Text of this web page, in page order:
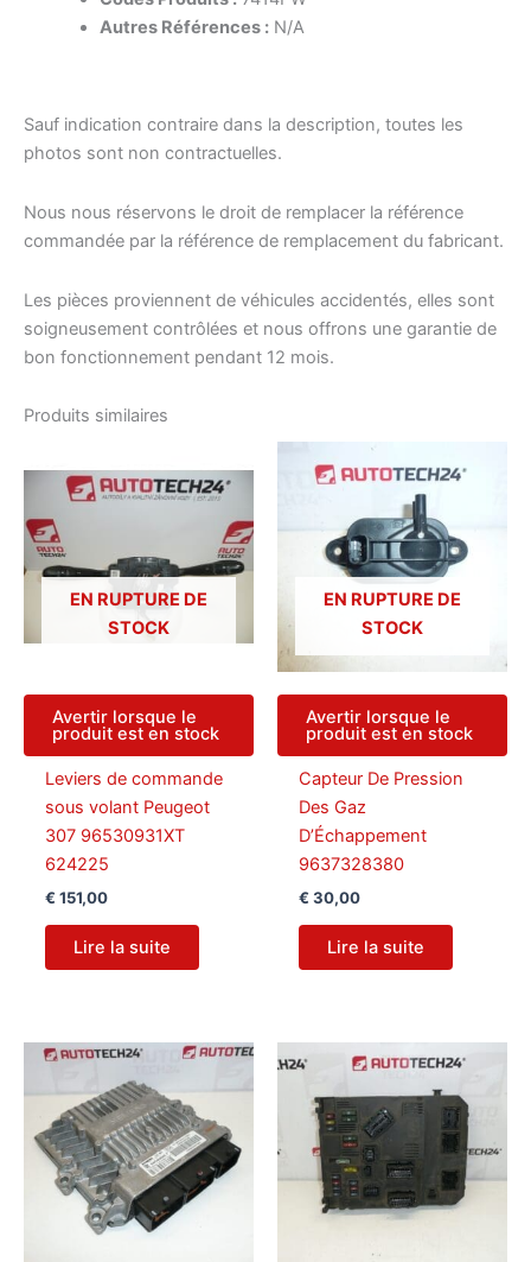
Autres Références :N/A
Sauf indication contraire dans la description, toutes les
photos sont non contractuelles.
Nous nous réservons le droit de remplacer la référence
commandée par la référence de remplacement du fabricant.
Les pièces proviennent de véhicules accidentés, elles sont
soigneusement contrôlées et nous offrons une garantie de
bon fonctionnement pendant 12 mois.
Produits similaires
EN RUPTURE DE
STOCK
Avertir lorsque le
produit est en stock
Leviers de commande
sous volant Peugeot
307 96530931XT
624225
€ 151,00
Lire la suite
EN RUPTURE DE
STOCK
Avertir lorsque le
produit est en stock
Capteur De Pression
Des Gaz
D’Échappement
9637328380
€ 30,00
Lire la suite